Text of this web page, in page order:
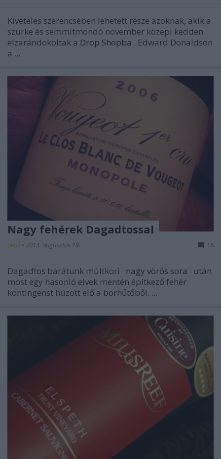
Kivételes szerencsében lehetett része azoknak, akik a
szürke és semmitmondó november közepi kedden
elzarándokoltak a Drop Shopba . Edward Donaldson
a ...
Nagy fehérek Dagadtossal
akov • 2014. augusztus 19. 16
Dagadtos barátunk múltkori nagy vörös sora
után
most egy hasonló elvek mentén építkező fehér
kontingenst húzott elő a borhűtőből. ...